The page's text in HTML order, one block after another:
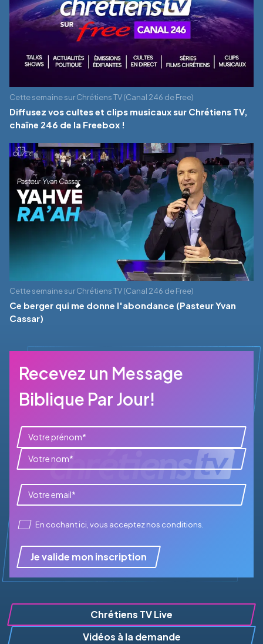
Cette semaine sur Chrétiens TV (Canal 246 de Free)
Diffusez vos cultes et clips musicaux sur Chrétiens TV,
chaîne 246 de la Freebox !
Cette semaine sur Chrétiens TV (Canal 246 de Free)
Ce berger qui me donne l'abondance (Pasteur Yvan
Cassar)
Recevez un Message
Biblique Par Jour!
En cochant ici, vous accepteznos conditions
Je valide mon inscription
Chrétiens TV Live
Vidéos à la demande